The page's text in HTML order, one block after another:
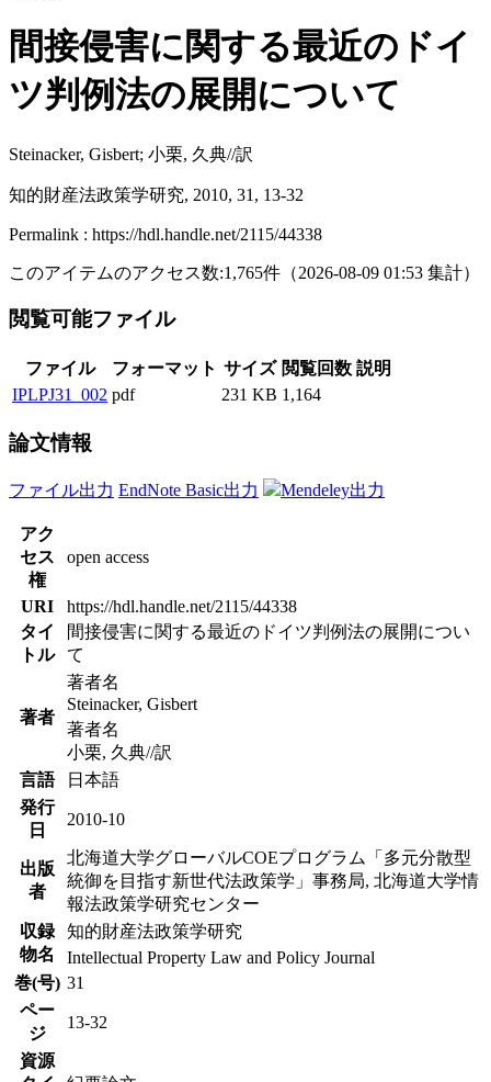
間接侵害に関する最近のドイ
ツ判例法の展開について
Steinacker, Gisbert; 小栗, 久典//訳
知的財産法政策学研究, 2010, 31, 13-32
Permalink : https://hdl.handle.net/2115/44338
このアイテムのアクセス数:1,765件 （2026-08-09 01:53 集計）
閲覧可能ファイル
ファイル フォーマット サイズ 閲覧回数 説明
IPLPJ31_002 pdf 231 KB 1,164
論文情報
ファイル出力 EndNote Basic出力 Mendeley出力
アク
セス
権
open access
URI
https://hdl.handle.net/2115/44338
タイ
トル
間接侵害に関する最近のドイツ判例法の展開につい
て
著者
著者名
Steinacker, Gisbert
著者名
小栗, 久典//訳
言語
日本語
発行
日
2010-10
出版
者
北海道大学グローバルCOEプログラム「多元分散型
統御を目指す新世代法政策学」事務局, 北海道大学情
報法政策学研究センター
収録
物名
知的財産法政策学研究
Intellectual Property Law and Policy Journal
巻(号) 31
ペー
ジ
13-32
資源